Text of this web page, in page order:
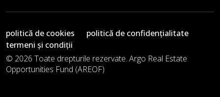
politică de cookies
politică de confidențialitate
termeni și condiții
© 2026 Toate drepturile rezervate. Argo Real Estate
Opportunities Fund (AREOF)